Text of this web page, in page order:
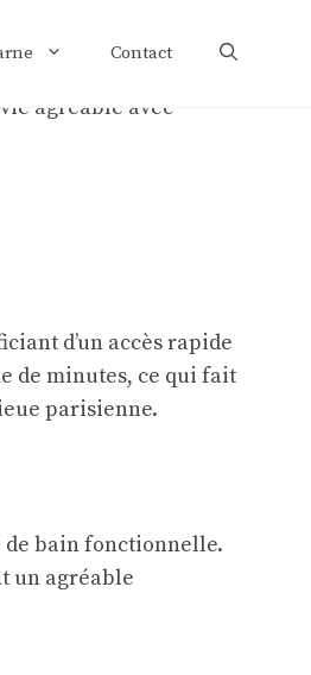
Contact
d’un accès rapide
de minutes, ce qui fait
parisienne.
de bain fonctionnelle.
un agréable